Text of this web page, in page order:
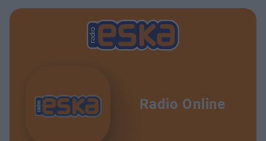
Radio Online